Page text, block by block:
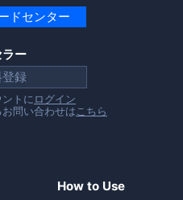
ドセンター
ラー
録
トに ログイン
問い合わせは こちら
How to Use